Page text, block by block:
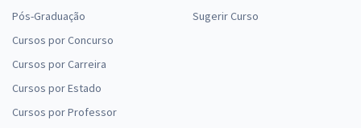
Pós-Graduação
Cursos por Concurso
Cursos por Carreira
Cursos por Estado
Cursos por Professor
Sugerir Curso